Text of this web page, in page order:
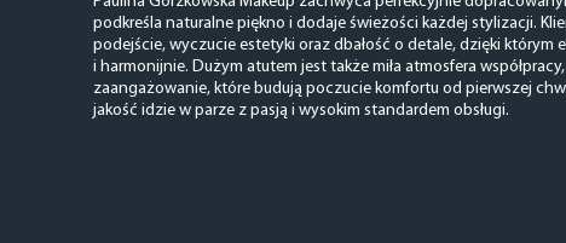
podkreśla naturalne piękno i dodaje świeżości każdej stylizacji.
podejście, wyczucie estetyki oraz dbałość o detale, dzięki którym
i harmonijnie. Dużym atutem jest także miła atmosfera
zaangażowanie, które budują poczucie komfortu od pierwszej
jakość idzie w parze z pasją i wysokim standardem obsługi.